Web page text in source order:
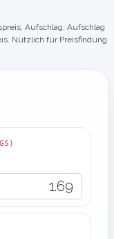
Aufschlag, Aufschlag
Nützlich für Preisfindung